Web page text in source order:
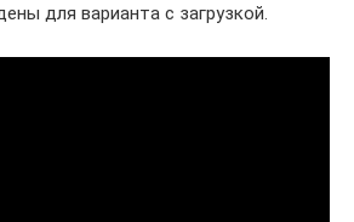
для варианта с загрузкой.